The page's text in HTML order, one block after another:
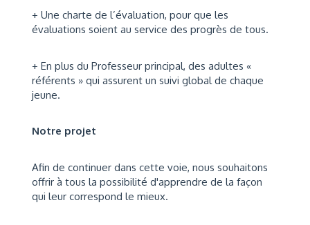
+ Une charte de l’évaluation, pour que les
évaluations soient au service des progrès de tous.
+ En plus du Professeur principal, des adultes «
référents » qui assurent un suivi global de chaque
jeune.
Notre projet
Afin de continuer dans cette voie, nous souhaitons
offrir à tous la possibilité d'apprendre de la façon
qui leur correspond le mieux.